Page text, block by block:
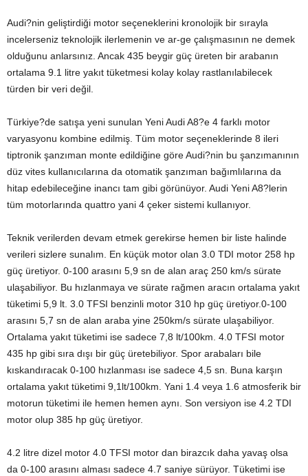
Audi?nin geliştirdiği motor seçeneklerini kronolojik bir sırayla
incelerseniz teknolojik ilerlemenin ve ar-ge çalışmasının ne demek
olduğunu anlarsınız. Ancak 435 beygir güç üreten bir arabanın
ortalama 9.1 litre yakıt tüketmesi kolay kolay rastlanılabilecek
türden bir veri değil.
Türkiye?de satışa yeni sunulan Yeni Audi A8?e 4 farklı motor
varyasyonu kombine edilmiş. Tüm motor seçeneklerinde 8 ileri
tiptronik şanzıman monte edildiğine göre Audi?nin bu şanzımanının
düz vites kullanıcılarına da otomatik şanzıman bağımlılarına da
hitap edebileceğine inancı tam gibi görünüyor. Audi Yeni A8?lerin
tüm motorlarında quattro yani 4 çeker sistemi kullanıyor.
Teknik verilerden devam etmek gerekirse hemen bir liste halinde
verileri sizlere sunalım. En küçük motor olan 3.0 TDI motor 258 hp
güç üretiyor. 0-100 arasını 5,9 sn de alan araç 250 km/s sürate
ulaşabiliyor. Bu hızlanmaya ve sürate rağmen aracın ortalama yakıt
tüketimi 5,9 lt. 3.0 TFSI benzinli motor 310 hp güç üretiyor.0-100
arasını 5,7 sn de alan araba yine 250km/s sürate ulaşabiliyor.
Ortalama yakıt tüketimi ise sadece 7,8 lt/100km. 4.0 TFSI motor
435 hp gibi sıra dışı bir güç üretebiliyor. Spor arabaları bile
kıskandıracak 0-100 hızlanması ise sadece 4,5 sn. Buna karşın
ortalama yakıt tüketimi 9,1lt/100km. Yani 1.4 veya 1.6 atmosferik bir
motorun tüketimi ile hemen hemen aynı. Son versiyon ise 4.2 TDI
motor olup 385 hp güç üretiyor.
4.2 litre dizel motor 4.0 TFSI motor dan birazcık daha yavaş olsa
da 0-100 arasını alması sadece 4.7 saniye sürüyor. Tüketimi ise